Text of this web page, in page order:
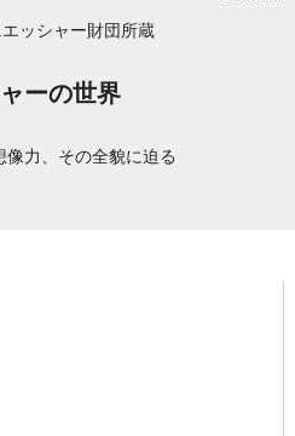
ッシャー財団所蔵
ーの世界
像力、その全貌に迫る